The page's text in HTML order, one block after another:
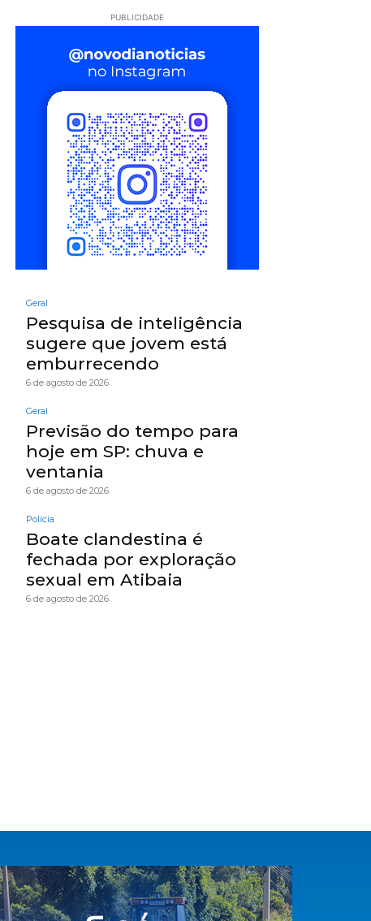
PUBLICIDADE
Geral
Pesquisa de inteligência
sugere que jovem está
emburrecendo
6 de agosto de 2026
Geral
Previsão do tempo para
hoje em SP: chuva e
ventania
6 de agosto de 2026
Polícia
Boate clandestina é
fechada por exploração
sexual em Atibaia
6 de agosto de 2026